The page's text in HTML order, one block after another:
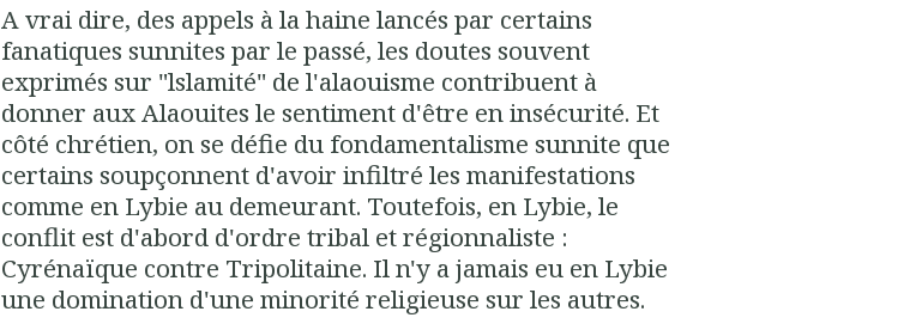
A vrai dire, des appels à la haine lancés par certains
fanatiques sunnites par le passé, les doutes souvent
exprimés sur "lslamité" de l'alaouisme contribuent à
donner aux Alaouites le sentiment d'être en insécurité. Et
côté chrétien, on se défie du fondamentalisme sunnite que
certains soupçonnent d'avoir infiltré les manifestations
comme en Lybie au demeurant. Toutefois, en Lybie, le
conflit est d'abord d'ordre tribal et régionnaliste :
Cyrénaïque contre Tripolitaine. Il n'y a jamais eu en Lybie
une domination d'une minorité religieuse sur les autres.